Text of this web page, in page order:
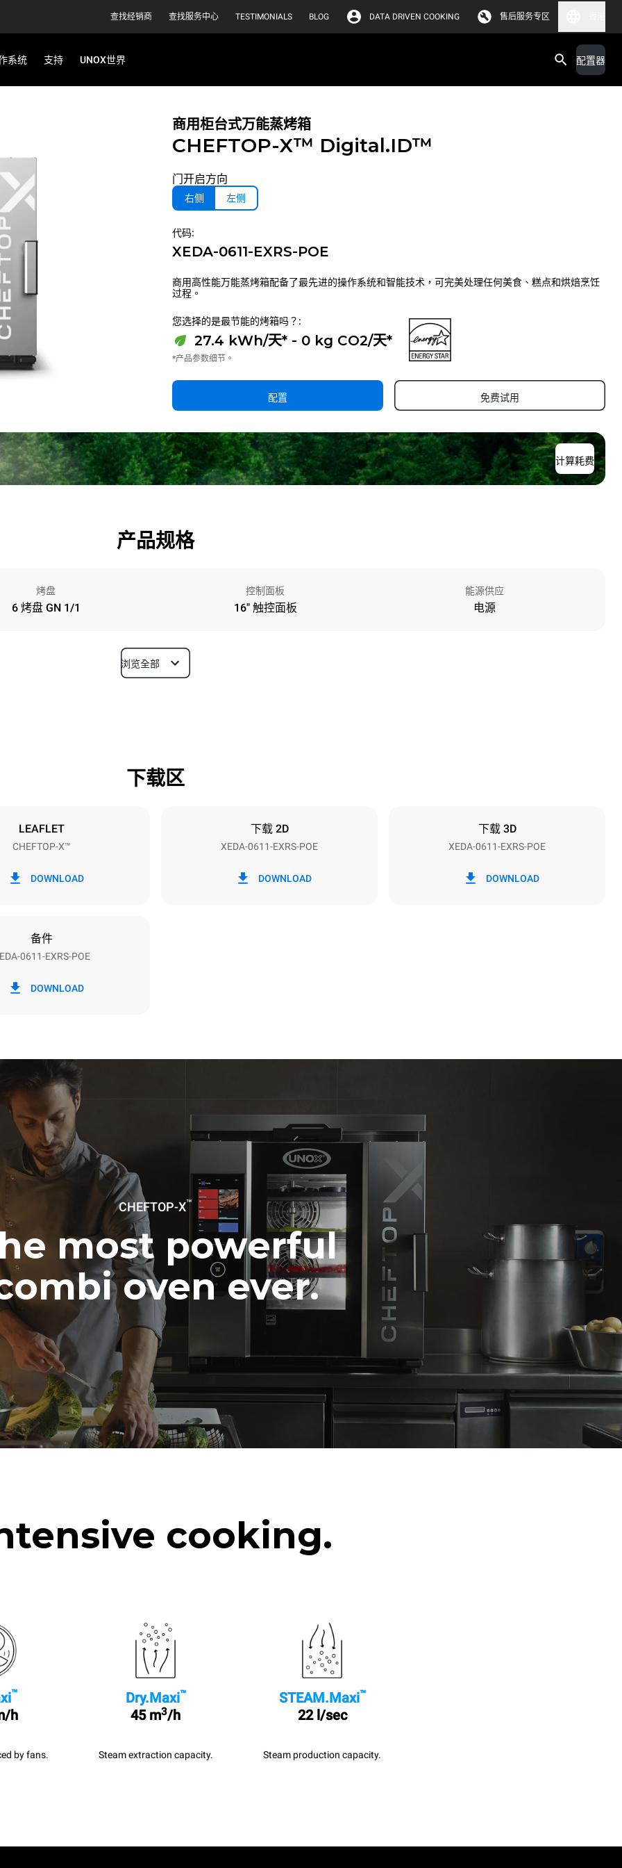
查找经销商 查找服务中心 TESTIMONIALS BLOG DATA DRIVEN COOKING 售后服务专区
系统 支持 UNOX世界 配置器
商用柜台式万能蒸烤箱
CHEFTOP-X™ Digital.ID™
门开启方向
右侧 左侧
代码:
XEDA-0611-EXRS-POE
商用高性能万能蒸烤箱配备了最先进的操作系统和智能技术，可完美处理任何美食、糕点和烘焙烹饪
过程。
您选择的是最节能的烤箱吗？:
27.4 kWh/天* - 0 kg CO2/天*
*产品参数细节。
配置 免费试用
计算耗费
产品规格
烤盘
6 烤盘 GN 1/1
控制面板
16" 触控面板
能源供应
电源
烤盘尺寸
/ 220-240V 3~ / 220-240V
）
以被消除。
下清洗程序(42 周/年)：
浏览全部
下载区
LEAFLET
CHEFTOP-X™
DOWNLOAD
下载 2D
XEDA-0611-EXRS-POE
DOWNLOAD
下载 3D
XEDA-0611-EXRS-POE
DOWNLOAD
备件
0611-EXRS-POE
DOWNLOAD
CHEFTOP-X™
most powerful
oven ever.
cooking.
™
h
by fans.
Dry.Maxi™
45 m3/h
Steam extraction capacity.
STEAM.Maxi™
22 l/sec
Steam production capacity.